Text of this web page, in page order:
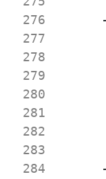
276
277
278
279
280
281
282
283
284